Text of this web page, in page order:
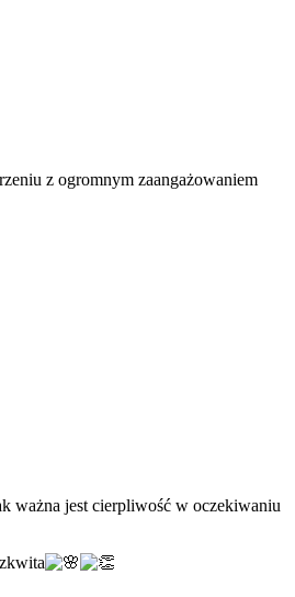
z ogromnym zaangażowaniem
ważna jest cierpliwość w oczekiwaniu